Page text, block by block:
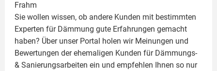
Frahm
Sie wollen wissen, ob andere Kunden mit bestimmten
Experten für Dämmung gute Erfahrungen gemacht
haben? Über unser Portal holen wir Meinungen und
Bewertungen der ehemaligen Kunden für Dämmungs-
& Sanierungsarbeiten ein und empfehlen Ihnen so nur